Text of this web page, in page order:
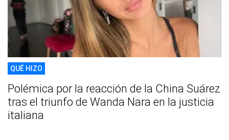
QUÉ HIZO
Polémica por la reacción de la China Suárez
tras el triunfo de Wanda Nara en la justicia
italiana